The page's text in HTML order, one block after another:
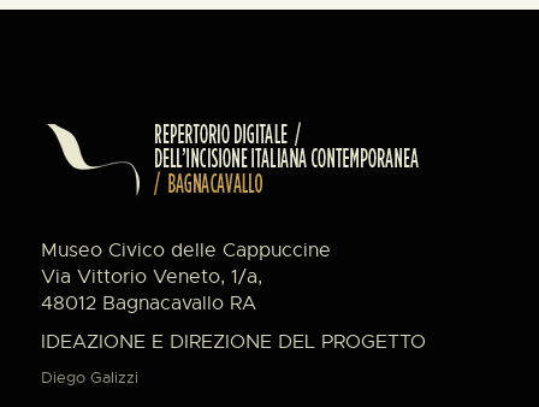
Museo Civico delle Cappuccine
Via Vittorio Veneto, 1/a,
48012 Bagnacavallo RA
IDEAZIONE E DIREZIONE DEL PROGETTO
Diego Galizzi